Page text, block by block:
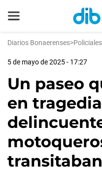
Diarios Bonaerenses>Policiales
5 de mayo de 2025 - 17:27
Un paseo
en